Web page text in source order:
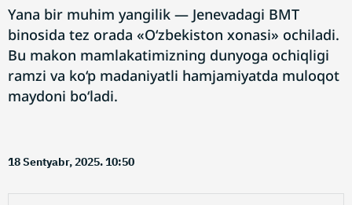
Yana bir muhim yangilik — Jenevadagi BMT
binosida tez orada «O‘zbekiston xonasi» ochiladi.
Bu makon mamlakatimizning dunyoga ochiqligi
ramzi va ko‘p madaniyatli hamjamiyatda muloqot
maydoni bo‘ladi.
18 Sentyabr, 2025. 10:50